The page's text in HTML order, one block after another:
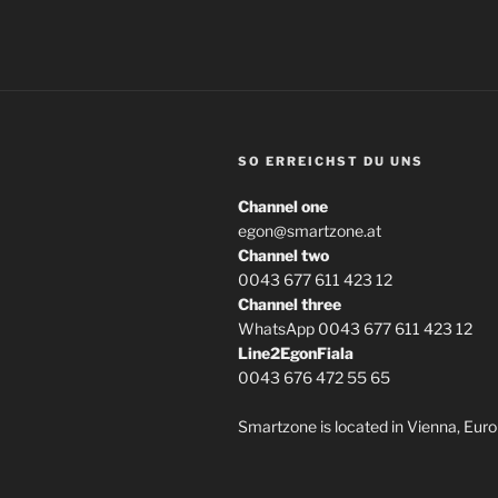
SO ERREICHST DU UNS
Channel one
egon@smartzone.at
Channel two
0043 677 611 423 12
Channel three
WhatsApp 0043 677 611 423 12
Line2EgonFiala
0043 676 472 55 65
Smartzone is located in Vienna,